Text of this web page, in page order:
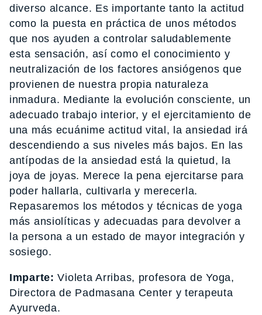
diverso alcance. Es importante tanto la actitud
como la puesta en práctica de unos métodos
que nos ayuden a controlar saludablemente
esta sensación, así como el conocimiento y
neutralización de los factores ansiógenos que
provienen de nuestra propia naturaleza
inmadura. Mediante la evolución consciente, un
adecuado trabajo interior, y el ejercitamiento de
una más ecuánime actitud vital, la ansiedad irá
descendiendo a sus niveles más bajos. En las
antípodas de la ansiedad está la quietud, la
joya de joyas. Merece la pena ejercitarse para
poder hallarla, cultivarla y merecerla.
Repasaremos los métodos y técnicas de yoga
más ansiolíticas y adecuadas para devolver a
la persona a un estado de mayor integración y
sosiego.
Imparte:Violeta Arribas, profesora de Yoga,
Directora de Padmasana Center y terapeuta
Ayurveda.